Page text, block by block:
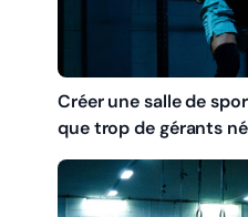
Créer une salle de
que trop de gérants